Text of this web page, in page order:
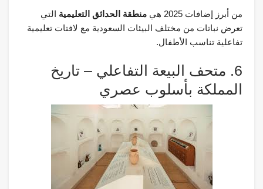
من أبرز إضافات 2025 هي منطقة الحدائق التعليمية التي
تعرض نباتات من مختلف البيئات السعودية مع لافتات تعليمية
تفاعلية تناسب الأطفال.
6. متحف البيعة التفاعلي – تاريخ
المملكة بأسلوب عصري